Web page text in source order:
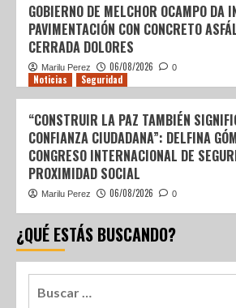
GOBIERNO DE MELCHOR OCAMPO DA
PAVIMENTACIÓN CON CONCRETO
CERRADA DOLORES
Marilu Perez 06/08/2026 0
Noticias Seguridad
“CONSTRUIR LA PAZ TAMBIÉN
CONFIANZA CIUDADANA”: DELFINA
CONGRESO INTERNACIONAL DE
PROXIMIDAD SOCIAL
Marilu Perez 06/08/2026 0
¿QUÉ ESTÁS BUSCANDO?